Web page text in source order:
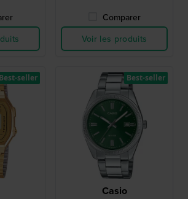
Comparer
Voir les produits
Best-seller
Casio
Best-seller